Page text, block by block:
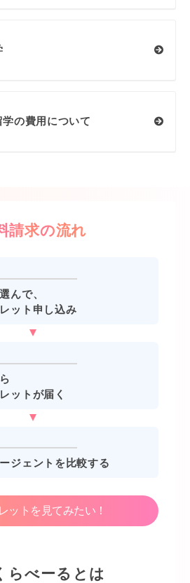
学の費用について
請求の流れ
んで、
ット申し込み
ットが届く
ジェントを比較する
ットを見てみたい！
らべーるとは